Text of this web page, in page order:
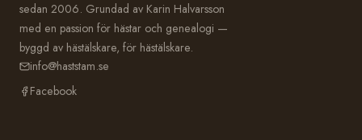
sedan 2006. Grundad av Karin Halvarsson
med en passion för hästar och genealogi —
byggd av hästälskare, för hästälskare.
info@haststam.se
Facebook